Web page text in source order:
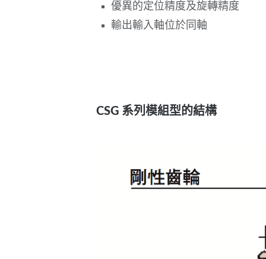
優異的定位精度及旋轉精度
輸出輸入軸位於同軸
CSG 系列模組型的結構